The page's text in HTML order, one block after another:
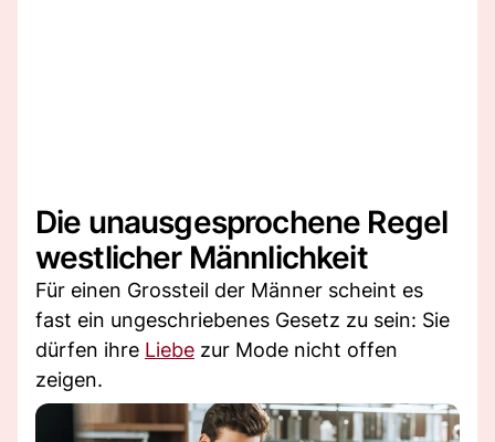
Die unausgesprochene Regel
westlicher Männlichkeit
Für einen Grossteil der Männer scheint es
fast ein ungeschriebenes Gesetz zu sein: Sie
dürfen ihre Liebe zur Mode nicht offen
zeigen.